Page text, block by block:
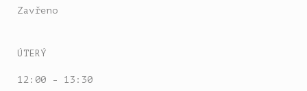
Zavřeno
ÚTERÝ
12:00 - 13:30